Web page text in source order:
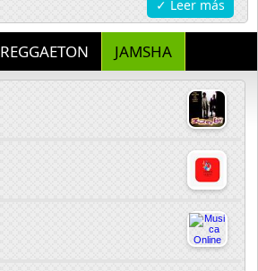
✓ Leer más
REGGAETON JAMSHA